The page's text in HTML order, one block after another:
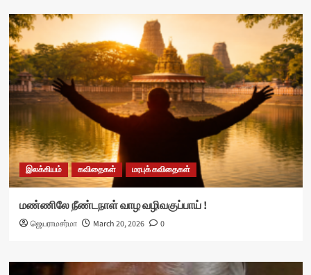
இலக்கியம் கவிதைகள் மரபுக் கவிதைகள்
மண்ணிலே நீண்டநாள் வாழ வழிவகுப்பாய் !
ஜெயராமசர்மா March 20, 2026 0